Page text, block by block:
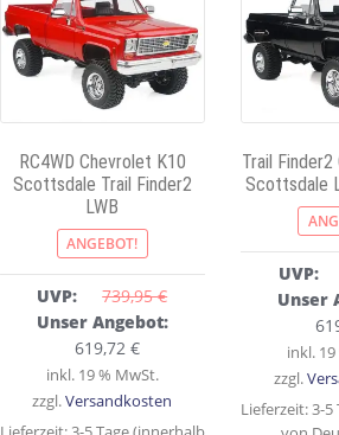
RC4WD Chevrolet K10
Scottsdale Trail Finder2
LWB
ANGEBOT!
UVP: 739,95 €
Ursprünglicher
Preis
war:
739,95 €
Unser Angebot:
619,72€Aktueller
Preis
ist:
619,72 €.
inkl. 19 % MwSt.
zzgl.Versandkosten
Trail
Scottsdale
UVP:
Preis
war:
739,95
Unser
inkl.
zzgl.
Lieferzeit:3-5